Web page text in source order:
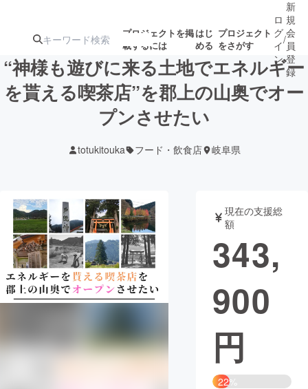
プロジェクトを掲
載するには
はじ
める
プロジェクト
をさがす
注目の新着プロ募集終了が近いプ
テクノロジー・ガジェット
映像・映画 書籍・雑誌
ビジネス・起業 チャレンジ
まちづくり・地域活性化
CAMPFIRE Creation
ロ
グ
イ
ン
/
新
規
会
員
登
録
“神様も遊びに来る土地でエネルギー
を貰える喫茶店”を郡上の山奥でオー
プンさせたい
totukitouka フード・飲食店 岐阜県
現在の支援総
額
343,
900
円
22%